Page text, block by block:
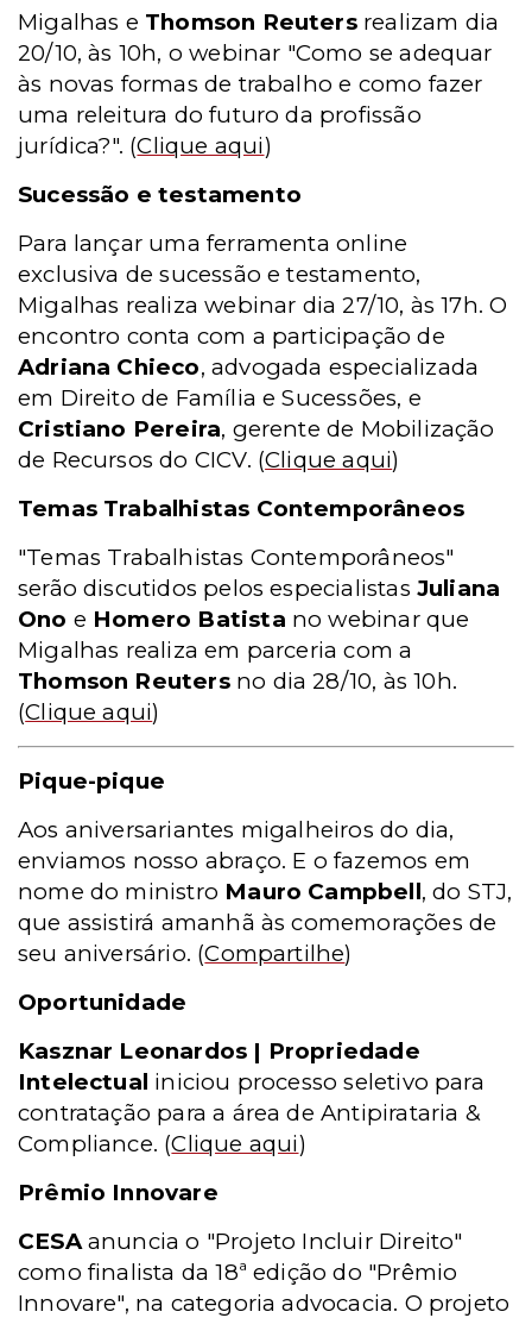
Migalhas e Thomson Reutersrealizam dia
20/10, às 10h, o webinar "Como se adequar
às novas formas de trabalho e como fazer
uma releitura do futuro da profissão
jurídica?". (Clique aqui)
Sucessão e testamento
Para lançar uma ferramenta online
exclusiva de sucessão e testamento,
Migalhas realiza webinar dia 27/10, às 17h. O
encontro conta com a participação de
Adriana Chieco, advogada especializada
em Direito de Família e Sucessões, e
Cristiano Pereira, gerente de Mobilização
de Recursos do CICV. (Clique aqui)
Temas Trabalhistas Contemporâneos
"Temas Trabalhistas Contemporâneos"
serão discutidos pelos especialistas Juliana
Ono e Homero Batista no webinar que
Migalhas realiza em parceria com a
Thomson Reutersno dia 28/10, às 10h.
(Clique aqui)
Pique-pique
Aos aniversariantes migalheiros do dia,
enviamos nosso abraço. E o fazemos em
nome do ministro Mauro Campbell, do STJ,
que assistirá amanhã às comemorações de
seu aniversário. (Compartilhe)
Oportunidade
Kasznar Leonardos | Propriedade
Intelectual iniciou processo seletivo para
contratação para a área de Antipirataria &
Compliance. (Clique aqui)
Prêmio Innovare
CESAanuncia o "Projeto Incluir Direito"
como finalista da 18ª edição do "Prêmio
Innovare", na categoria advocacia. O projeto